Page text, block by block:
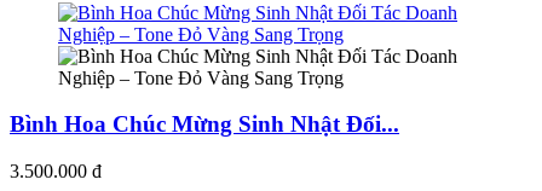
Bình Hoa Chúc Mừng Sinh Nhật Đối...
3.500.000 đ